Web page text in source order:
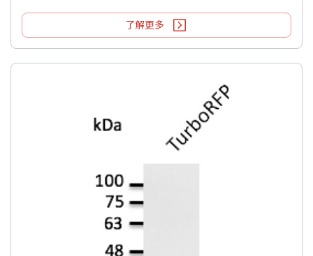
了解更多